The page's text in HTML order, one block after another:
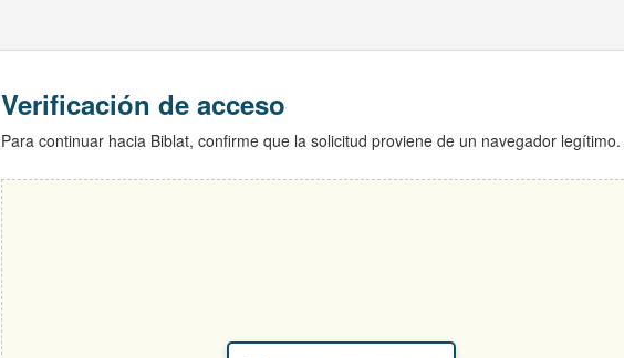
Verificación de acceso
Para continuar hacia Biblat, confirme que la solicitud proviene de un navegador legítimo.